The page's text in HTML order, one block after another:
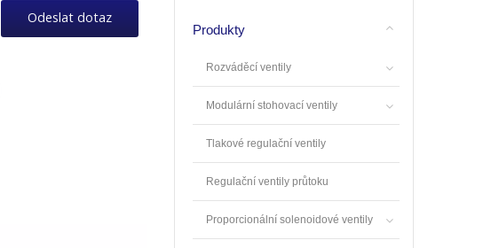
Odeslat dotaz
Produkty
Rozváděcí ventily
Modulární stohovací ventily
Tlakové regulační ventily
Regulační ventily průtoku
Proporcionální solenoidové ventily